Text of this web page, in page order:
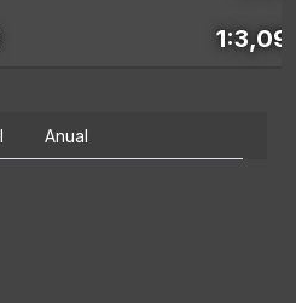
Anual